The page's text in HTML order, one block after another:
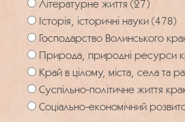
Літературне життя (27)
Історія, історичні науки (478)
Господарство Волинського
Природа, природні ресурси
Край в цілому, міста, села та
Суспільно-політичне життя
Соціально-економічний